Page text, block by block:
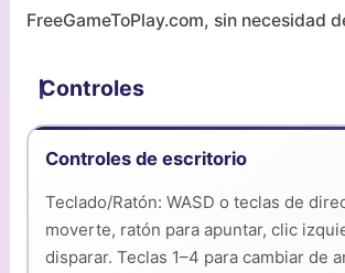
FreeGameToPlay.com, sin necesidad
Controles
Controles de escritorio
Teclado/Ratón: WASD o teclas de
moverte, ratón para apuntar, clic
disparar. Teclas 1–4 para cambiar de